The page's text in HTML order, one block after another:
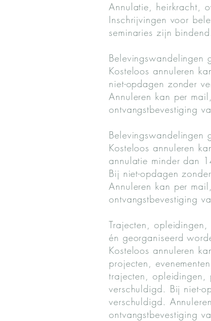
Annulatie, heirkracht,
Inschrijvingen voor
seminaries zijn
Belevingswandelingen
Kosteloos annuleren
niet-opdagen zonder
Annuleren kan per
ontvangstbevestiging
Belevingswandelingen
Kosteloos annuleren
annulatie minder dan
Bij niet-opdagen
Annuleren kan per
ontvangstbevestiging
Trajecten,
én georganiseerd
Kosteloos annuleren
projecten,
trajecten, opleidingen,
verschuldigd. Bij niet-
verschuldigd.
ontvangstbevestiging